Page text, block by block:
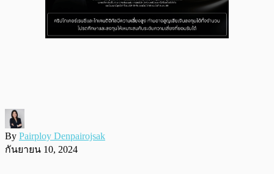
By Pairploy Denpairojsak
กันยายน 10, 2024